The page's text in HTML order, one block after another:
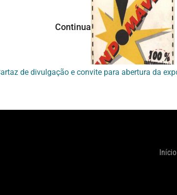
Continuar navegando
Início